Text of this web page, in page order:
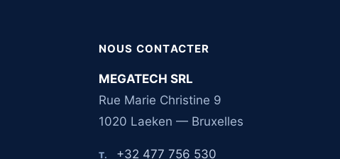
NOUS CONTACTER
MEGATECH SRL
Rue Marie Christine 9
1020 Laeken — Bruxelles
T. +32 477 756 530